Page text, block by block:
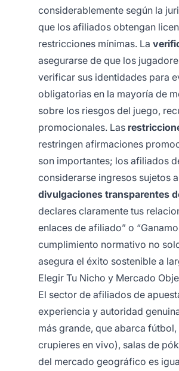
considerablemente según la
que los afiliados obtengan
restricciones mínimas. La
asegurarse de que los
verificar sus identidades para
obligatorias en la mayoría de
sobre los riesgos del juego,
promocionales. Las
restringen afirmaciones
son importantes; los afiliados
considerarse ingresos sujetos
divulgaciones transparentes
declares claramente tus
enlaces de afiliado” o
cumplimiento normativo no
asegura el éxito sostenible a
Elegir Tu Nicho y Mercado
El sector de afiliados de
experiencia y autoridad
más grande, que abarca
crupieres en vivo), salas de
del mercado geográfico es